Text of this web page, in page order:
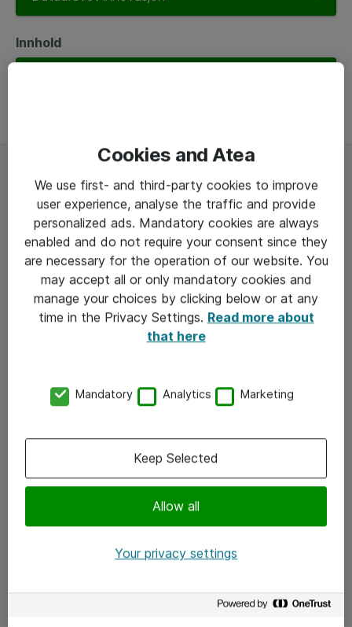
Innhold
Om
Atea er et IT-selskap med 23 kontorer, fra
Hammerfest i nord til Kristiansand i sør. Sammen
med våre kunder og partnere bygger vi Norge
med IT. Du finner oss også i Sverige, Danmark,
Finland, Estland, Latvia og Litauen.
Personvernserklæring
GDPR
Compliance
Åpenhetsloven
Cookies and Atea
We use first- and third-party cookies to improve
user experience, analyse the traffic and provide
personalized ads. Mandatory cookies are always
enabled and do not require your consent since they
are necessary for the operation of our website. You
may accept all or only mandatory cookies and
manage your choices by clicking below or at any
time in the Privacy Settings. Read more about
that here
Mandatory Analytics Marketing
Allow all
Keep Selected
Your privacy settings